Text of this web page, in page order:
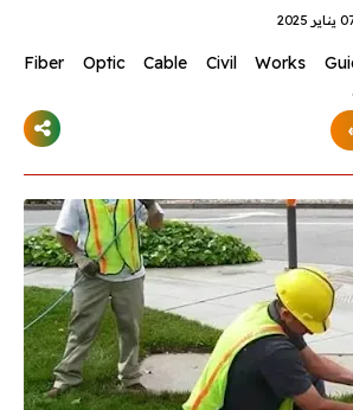
Fiber Optic Cable Civil Works